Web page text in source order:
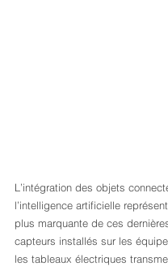
L’intégration des objets
l’intelligence artificielle
plus marquante de ces
capteurs installés sur les
les tableaux électriques